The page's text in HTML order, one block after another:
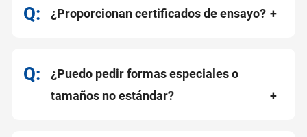
¿Proporcionan certificados de ensayo?
¿Puedo pedir formas especiales o
tamaños no estándar?